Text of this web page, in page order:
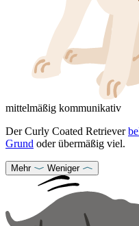
mittelmäßig kommunikativ
Der Curly Coated Retriever
Grund oder übermäßig viel.
Mehr Weniger